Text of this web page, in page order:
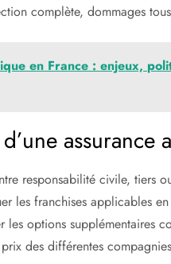
complète, dommages
en France : enjeux,
assurance
responsabilité civile, tiers
les franchises applicables
les options supplémentaires
des différentes